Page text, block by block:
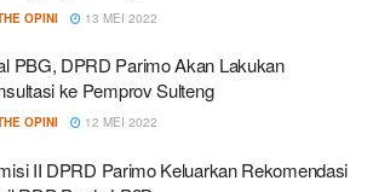
OPINI 13 MEI 2022
PBG, DPRD Parimo Akan Lakukan
ke Pemprov Sulteng
OPINI 12 MEI 2022
II DPRD Parimo Keluarkan Rekomendasi